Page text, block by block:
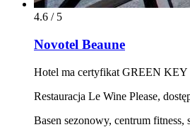
4.6 / 5
Novotel Beaune
Hotel ma certyfikat GREEN KEY
Restauracja Le Wine Please,
Basen sezonowy, centrum fitness,